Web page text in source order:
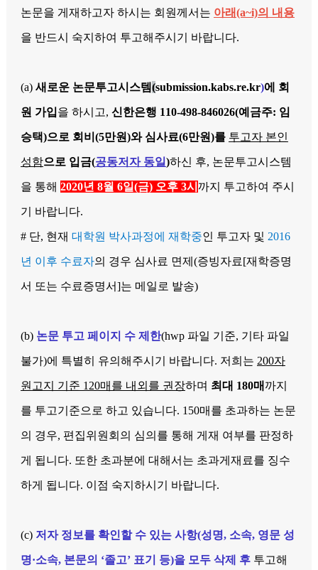
논문을 게재하고자 하시는 회원께서는 아래(a~i)의 내용
을 반드시 숙지하여 투고해주시기 바랍니다.
(a) 새로운 논문투고시스템(submission.kabs.re.kr)에 회
원 가입을 하시고, 신한은행 110-498-846026(예금주: 임
승택)으로 회비(5만원)와 심사료(6만원)를 투고자 본인
성함으로 입금(공동저자 동일)하신 후, 논문투고시스템
을 통해 2020년 8월 6일(금) 오후 3시 까지 투고하여 주시
기 바랍니다.
# 단, 현재 대학원 박사과정에 재학중인 투고자 및 2016
년 이후 수료자의 경우 심사료 면제(증빙자료[재학증명
서 또는 수료증명서]는 메일로 발송)
(b) 논문 투고 페이지 수 제한(hwp 파일 기준, 기타 파일
불가)에 특별히 유의해주시기 바랍니다. 저희는 200자
원고지 기준 120매를 내외를 권장하며 최대 180매 까지
를 투고기준으로 하고 있습니다. 150매를 초과하는 논문
의 경우, 편집위원회의 심의를 통해 게재 여부를 판정하
게 됩니다. 또한 초과분에 대해서는 초과게재료를 징수
하게 됩니다. 이점 숙지하시기 바랍니다.
(c) 저자 정보를 확인할 수 있는 사항(성명, 소속, 영문 성
명·소속, 본문의 ‘졸고’ 표기 등)을 모두 삭제 후 투고해